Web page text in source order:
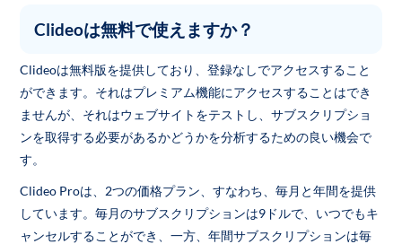
Clideoは無料で使えますか？
Clideoは無料版を提供しており、登録なしでアクセスすること
ができます。それはプレミアム機能にアクセスすることはでき
ませんが、それはウェブサイトをテストし、サブスクリプショ
ンを取得する必要があるかどうかを分析するための良い機会で
す。
Clideo Proは、2つの価格プラン、すなわち、毎月と年間を提供
しています。毎月のサブスクリプションは9ドルで、いつでもキ
ャンセルすることができ、一方、年間サブスクリプションは毎